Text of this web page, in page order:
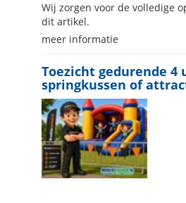
Wij zorgen voor de volledige
dit artikel.
meer informatie
Toezicht gedurende 4
springkussen of